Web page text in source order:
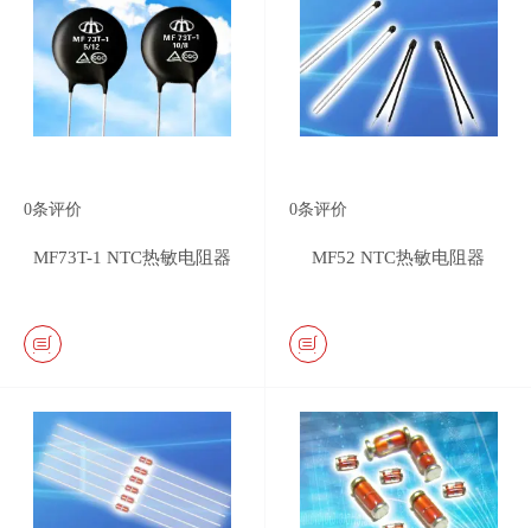
0条评价
MF73T-1 NTC热敏电阻器
0条评价
MF52 NTC热敏电阻器